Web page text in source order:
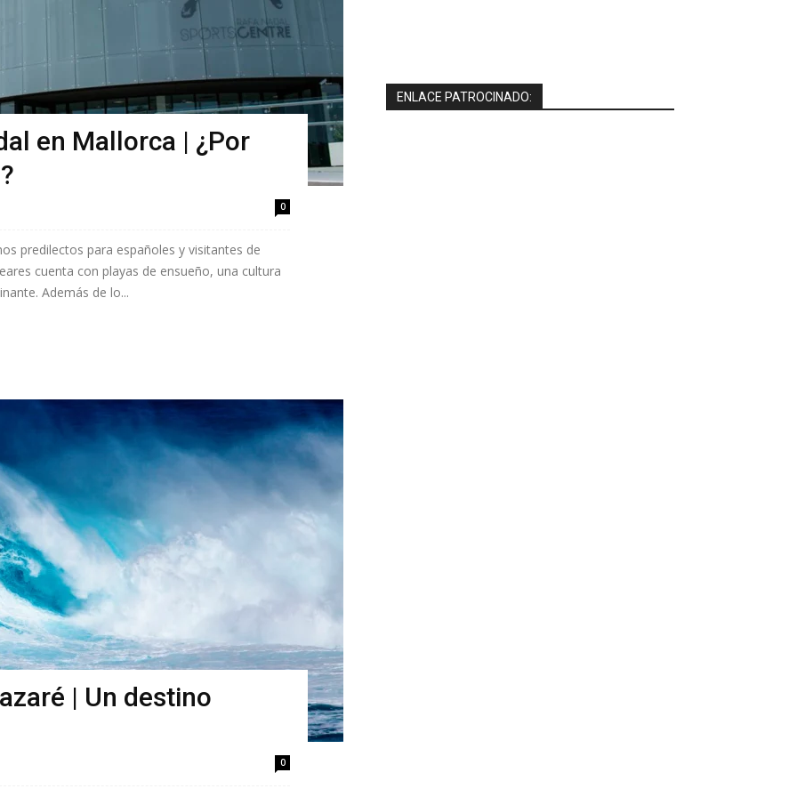
en Mallorca | ¿Por
0
predilectos para españoles y visitantes de
cuenta con playas de ensueño, una cultura
Además de lo...
| Un destino
0
ENLACE PATROCINADO: